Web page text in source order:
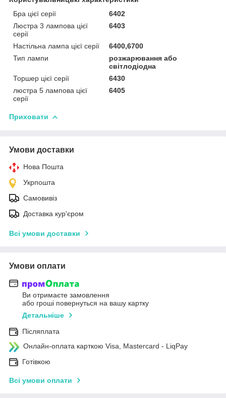
Бра цієї серії
6402
Люстра 3 лампова цієї
серії
6403
Настільна лампа цієї серії
6400,6700
Тип лампи
розжарювання або
світлодіодна
Торшер цієї серії
6430
люстра 5 лампова цієї
серії
6405
Приховати
Умови доставки
Нова Пошта
Укрпошта
Самовивіз
Доставка кур'єром
Всі умови доставки
Умови оплати
Ви отримаєте замовлення
або гроші повернуться на вашу картку
Детальніше
Післяплата
Онлайн-оплата карткою Visa, Mastercard - LiqPay
Готівкою
Всі умови оплати